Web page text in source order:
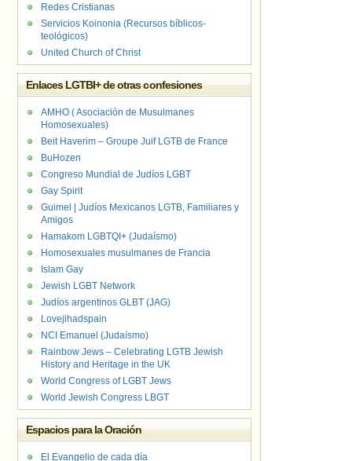
Redes Cristianas
Servicios Koinonia (Recursos bíblicos-
teológicos)
United Church of Christ
Enlaces LGTBI+ de otras confesiones
AMHO ( Asociación de Musulmanes
Homosexuales)
Beit Haverim – Groupe Juif LGTB de France
BuHozen
Congreso Mundial de Judíos LGBT
Gay Spirit
Guimel | Judíos Mexicanos LGTB, Familiares y
Amigos
Hamakom LGBTQI+ (Judaísmo)
Homosexuales musulmanes de Francia
Islam Gay
Jewish LGBT Network
Judíos argentinos GLBT (JAG)
Lovejihadspain
NCI Emanuel (Judaísmo)
Rainbow Jews – Celebrating LGTB Jewish
History and Heritage in the UK
World Congress of LGBT Jews
World Jewish Congress LBGT
Espacios para la Oración
El Evangelio de cada día